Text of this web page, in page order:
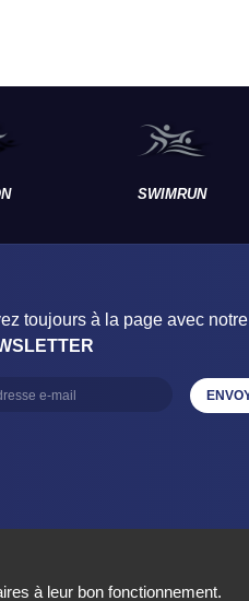
SWIMRUN
toujours à la page avec notre
à leur bon fonctionnement.